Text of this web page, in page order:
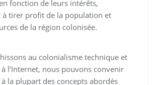
fonction de leurs intérêts,
à tirer profit de la population et
de la région colonisée.
au colonialisme technique et
l’Internet, nous pouvons convenir
à la plupart des concepts abordés